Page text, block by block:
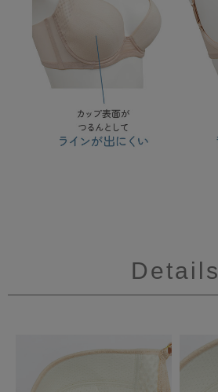
Details